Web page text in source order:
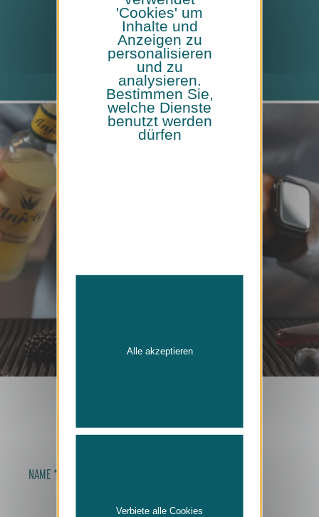
Tisch buchen
KONTAKT
NAME *
'Cookies' um
Inhalte und
Anzeigen zu
personalisieren
und zu
analysieren.
Bestimmen Sie,
welche Dienste
benutzt werden
dürfen
Alle akzeptieren
Verbiete alle Cookies